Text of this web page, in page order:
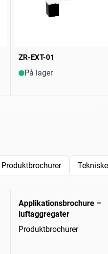
ZR-EXT-01
På lager
Produktbrochurer
Applikationsbrochure –
luftaggregater
Produktbrochurer